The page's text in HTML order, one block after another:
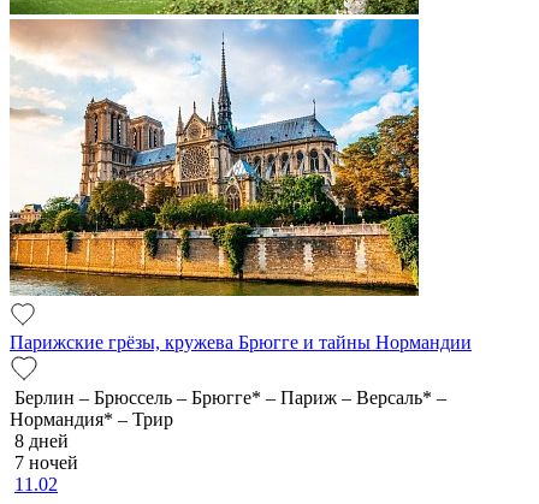
Парижские грёзы, кружева Брюгге и тайны Нормандии
Берлин – Брюссель – Брюгге* – Париж – Версаль* –
Нормандия* – Трир
8 дней
7 ночей
11.02